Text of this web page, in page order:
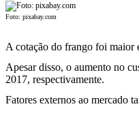
Foto: pixabay.com
A cotação do frango foi maior
Apesar disso, o aumento no
2017, respectivamente.
Fatores externos ao mercado